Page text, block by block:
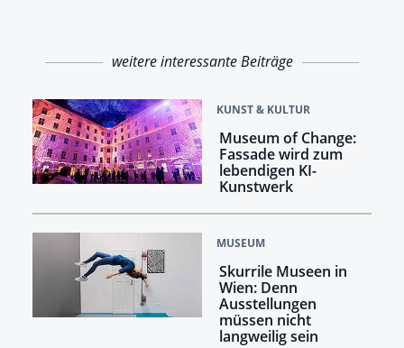
weitere interessante Beiträge
KUNST & KULTUR
Museum of Change:
Fassade wird zum
lebendigen KI-
Kunstwerk
MUSEUM
Skurrile Museen in
Wien: Denn
Ausstellungen
müssen nicht
langweilig sein